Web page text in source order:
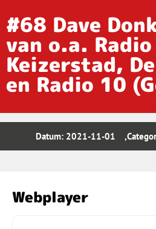
#68 Dave
van o.a. Radio
Keizerstad,
en Radio 10
Datum: 2021-11-01
Webplayer